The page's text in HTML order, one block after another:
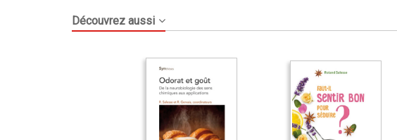
Découvrez aussi